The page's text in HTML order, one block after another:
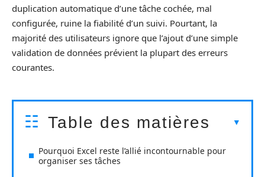
duplication automatique d’une tâche cochée, mal
configurée, ruine la fiabilité d’un suivi. Pourtant, la
majorité des utilisateurs ignore que l’ajout d’une simple
validation de données prévient la plupart des erreurs
courantes.
Table des matières
Pourquoi Excel reste l’allié incontournable pour
organiser ses tâches